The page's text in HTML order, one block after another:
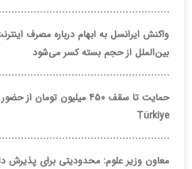
واکنش ایرانسل به ابهام درباره مصرف
بین‌الملل از حجم بسته کسر می‌شود
Türkiye
معاون وزیر علوم: محدودیتی برای پذیرش